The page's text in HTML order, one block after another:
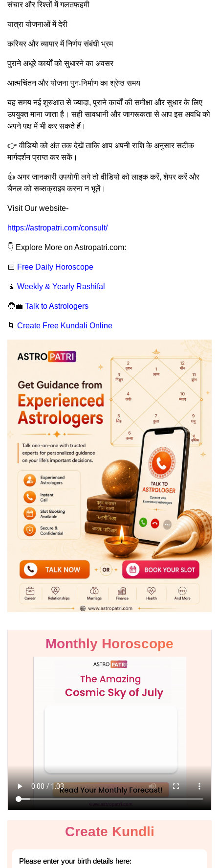
संचार और रिश्तों में गलतफहमी
यात्रा योजनाओं में देरी
करियर और व्यापार में निर्णय संबंधी भ्रम
पुराने अधूरे कार्यों को सुधारने का अवसर
आत्मचिंतन और योजना पुनःनिर्माण का श्रेष्ठ समय
यह समय नई शुरुआत से ज्यादा, पुराने कार्यों की समीक्षा और सुधार के लिए
उपयुक्त माना जाता है। सही सावधानी और जागरूकता से आप इस अवधि को
अपने पक्ष में भी कर सकते हैं।
👉 वीडियो को अंत तक देखें ताकि आप अपनी राशि के अनुसार सटीक
मार्गदर्शन प्राप्त कर सकें।
👍 अगर जानकारी उपयोगी लगे तो वीडियो को लाइक करें, शेयर करें और
चैनल को सब्सक्राइब करना न भूलें।
Visit Our website-
https://astropatri.com/consult/
👇 Explore More on Astropatri.com:
📅 Free Daily Horoscope
🧘 Weekly & Yearly Rashifal
🧑‍💼 Talk to Astrologers
🌀 Create Free Kundali Online
Monthly Horoscope